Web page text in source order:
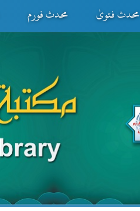
محدث فتویٰ محدث فورم